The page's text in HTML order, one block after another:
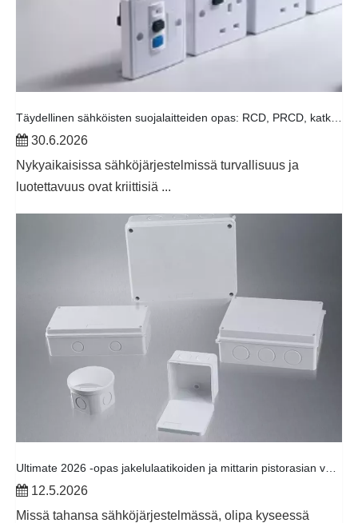
30.6.2026
Nykyaikaisissa sähköjärjestelmissä turvallisuus ja
luotettavuus ovat kriittisiä ...
12.5.2026
Missä tahansa sähköjärjestelmässä, olipa kyseessä